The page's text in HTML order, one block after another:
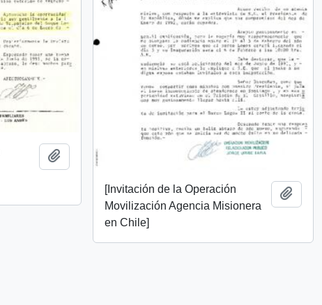
Add to clipboard
[Invitación de la Operación
Movilización Agencia Misionera
en Chile]
Add